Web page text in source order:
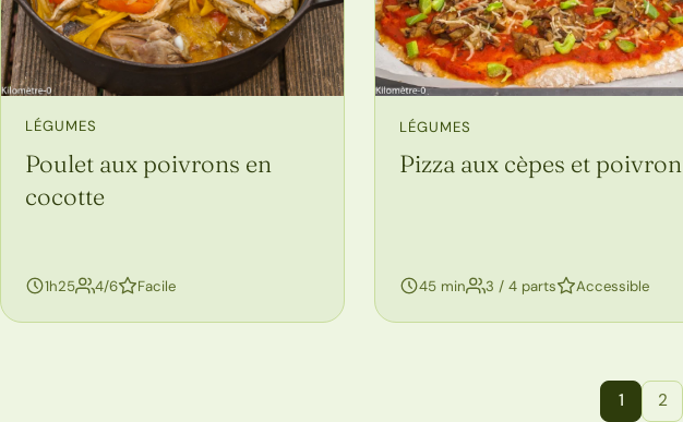
LÉGUMES
Poulet aux poivrons en
cocotte
1h25 4/6personnes
Facile
LÉGUMES
Pizza aux cèpes et poivron
45 min 3 / 4 parts Accessible
1 2